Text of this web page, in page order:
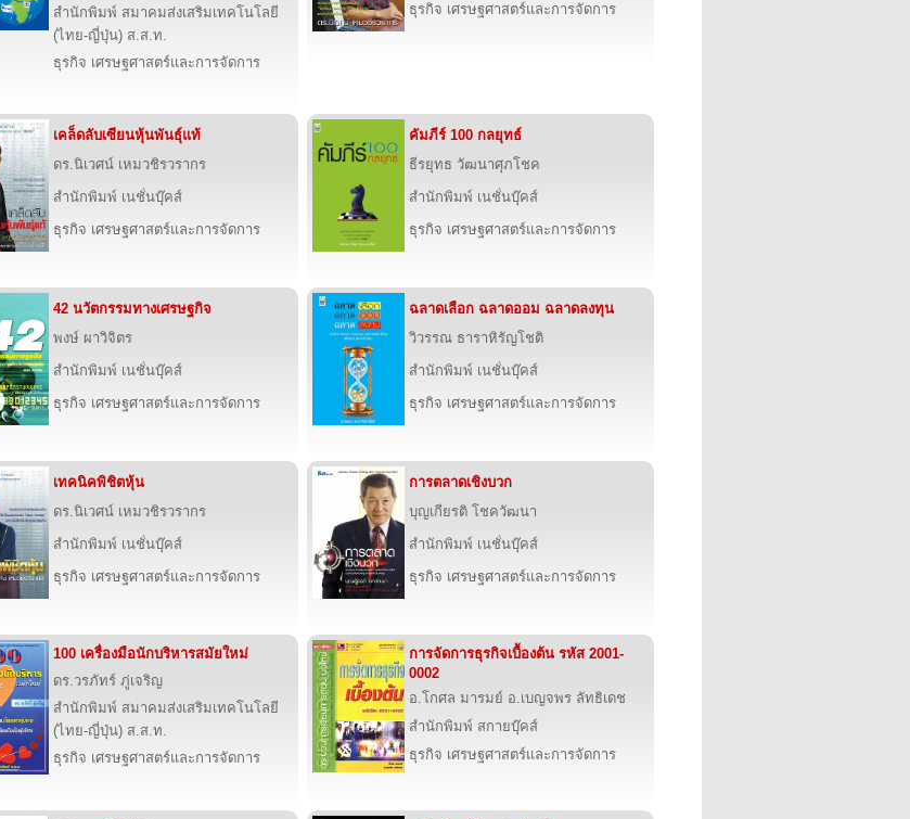
สำนักพิมพ์ สมาคมส่งเสริมเทคโนโลยี
(ไทย-ญี่ปุ่น) ส.ส.ท.
ธุรกิจ เศรษฐศาสตร์และการจัดการ
ธุรกิจ เศรษฐศาสตร์และการจัดการ
เคล็ดลับเซียนหุ้นพันธุ์แท้
ดร.นิเวศน์ เหมวชิรวรากร
สำนักพิมพ์ เนชั่นบุ๊คส์
ธุรกิจ เศรษฐศาสตร์และการจัดการ
คัมภีร์ 100 กลยุทธ์
ธีรยุทธ วัฒนาศุภโชค
สำนักพิมพ์ เนชั่นบุ๊คส์
ธุรกิจ เศรษฐศาสตร์และการจัดการ
42 นวัตกรรมทางเศรษฐกิจ
พงษ์ ผาวิจิตร
สำนักพิมพ์ เนชั่นบุ๊คส์
ธุรกิจ เศรษฐศาสตร์และการจัดการ
ฉลาดเลือก ฉลาดออม ฉลาดลงทุน
วิวรรณ ธาราหิรัญโชติ
สำนักพิมพ์ เนชั่นบุ๊คส์
ธุรกิจ เศรษฐศาสตร์และการจัดการ
เทคนิคพิชิตหุ้น
ดร.นิเวศน์ เหมวชิรวรากร
สำนักพิมพ์ เนชั่นบุ๊คส์
ธุรกิจ เศรษฐศาสตร์และการจัดการ
การตลาดเชิงบวก
บุญเกียรติ โชควัฒนา
สำนักพิมพ์ เนชั่นบุ๊คส์
ธุรกิจ เศรษฐศาสตร์และการจัดการ
100 เครื่องมือนักบริหารสมัยใหม่
ดร.วรภัทร์ ภู่เจริญ
สำนักพิมพ์ สมาคมส่งเสริมเทคโนโลยี
(ไทย-ญี่ปุ่น) ส.ส.ท.
ธุรกิจ เศรษฐศาสตร์และการจัดการ
การจัดการธุรกิจเบื้องต้น รหัส 2001-
0002
อ.โกศล มารมย์ อ.เบญจพร ลัทธิเดช
สำนักพิมพ์ สกายบุ๊คส์
ธุรกิจ เศรษฐศาสตร์และการจัดการ